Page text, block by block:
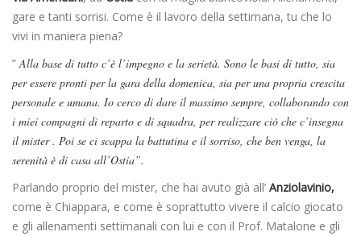
gare e tanti sorrisi. Come è il lavoro della settimana, tu che lo
vivi in maniera piena?
”Alla base di tutto c’è l’impegno e la serietà. Sono le basi di tutto, sia
per essere pronti per la gara della domenica, sia per una propria crescita
personale e umana. Io cerco di dare il massimo sempre, collaborando con
i miei compagni di reparto e di squadra, per realizzare ciò che c’insegna
il mister . Poi se ci scappa la battutina e il sorriso, che ben venga, la
serenità è di casa all’Ostia”.
Parlando proprio del mister, che hai avuto già all’ Anziolavinio,
come è Chiappara, e come è soprattutto vivere il calcio giocato
e gli allenamenti settimanali con lui e con il Prof. Matalone e gli